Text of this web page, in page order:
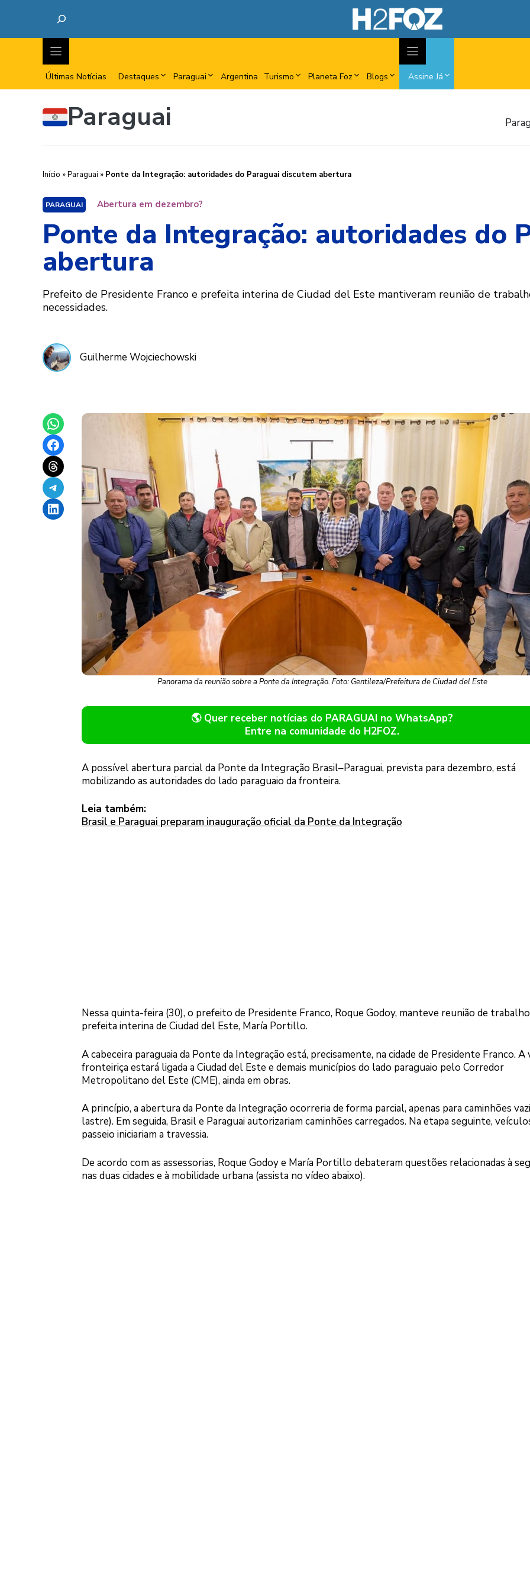
Últimas Notícias Destaques Paraguai Argentina Turismo Planeta Foz Blogs Assine Já
Paraguai
Início »Paraguai » Ponte da Integração: autoridades do Paraguai discutem abertura
PARAGUAI Abertura em dezembro?
Ponte da Integração: autoridades do
abertura
Prefeito de Presidente Franco e prefeita interina de Ciudad del Este mantiveram reunião de
necessidades.
Guilherme Wojciechowski
Share on WhatsApp
Share on Facebook
Share on Threads
Share on Telegram
Share on LinkedIn
Panorama da reunião sobre a Ponte da Integração. Foto: Gentileza/Prefeitura de Ciudad del Este
🌎 Quer receber notícias do PARAGUAI no WhatsApp?
Entre na comunidade do H2FOZ.
A possível abertura parcial da Ponte da Integração Brasil–Paraguai, prevista para dezembro, está
mobilizando as autoridades do lado paraguaio da fronteira.
Leia também:
Brasil e Paraguai preparam inauguração oficial da Ponte da Integração
Nessa quinta-feira (30), o prefeito de Presidente Franco, Roque Godoy, manteve reunião de
prefeita interina de Ciudad del Este, María Portillo.
A cabeceira paraguaia da Ponte da Integração está, precisamente, na cidade de Presidente Franco. A
fronteiriça estará ligada a Ciudad del Este e demais municípios do lado paraguaio pelo Corredor
Metropolitano del Este (CME), ainda em obras.
A princípio, a abertura da Ponte da Integração ocorreria de forma parcial, apenas para caminhões
lastre). Em seguida, Brasil e Paraguai autorizariam caminhões carregados. Na etapa seguinte,
passeio iniciariam a travessia.
De acordo com as assessorias, Roque Godoy e María Portillo debateram questões relacionadas à
nas duas cidades e à mobilidade urbana (assista no vídeo abaixo).